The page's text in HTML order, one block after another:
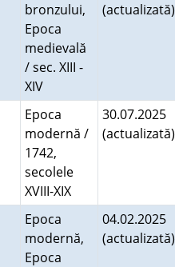
bronzului,
Epoca
medievală
/ sec. XIII -
XIV
(actualizată)
Epoca
modernă /
1742,
secolele
XVIII-XIX
30.07.2025
(actualizată)
Epoca
modernă,
Epoca
04.02.2025
(actualizată)